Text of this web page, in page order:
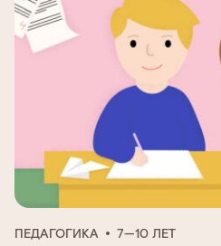
ПЕДАГОГИКА 7—10 ЛЕТ